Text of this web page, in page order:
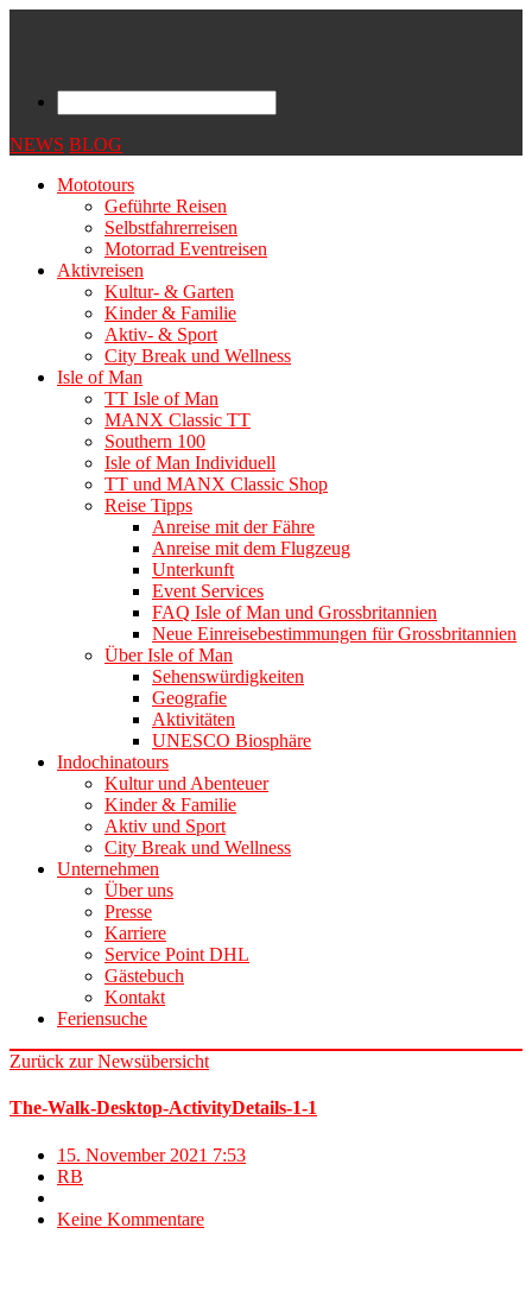
NEWS BLOG
Mototours
Geführte Reisen
Selbstfahrerreisen
Motorrad Eventreisen
Aktivreisen
Kultur- & Garten
Kinder & Familie
Aktiv- & Sport
City Break und Wellness
Isle of Man
TT Isle of Man
MANX Classic TT
Southern 100
Isle of Man Individuell
TT und MANX Classic Shop
Reise Tipps
Anreise mit der Fähre
Anreise mit dem Flugzeug
Unterkunft
Event Services
FAQ Isle of Man und Grossbritannien
Neue Einreisebestimmungen für Grossbritannien
Über Isle of Man
Sehenswürdigkeiten
Geografie
Aktivitäten
UNESCO Biosphäre
Indochinatours
Kultur und Abenteuer
Kinder & Familie
Aktiv und Sport
City Break und Wellness
Unternehmen
Über uns
Presse
Karriere
Service Point DHL
Gästebuch
Kontakt
Feriensuche
Zurück zur Newsübersicht
The-Walk-Desktop-ActivityDetails-1-1
15. November 2021 7:53
RB
Keine Kommentare